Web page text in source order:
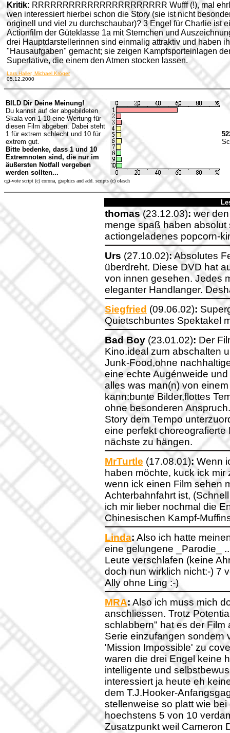
Kritik: RRRRRRRRRRRRRRRRRRRRRR Wufff (!), mal
wen interessiert hierbei schon die Story (sie ist nicht
originell und viel zu durchschaubar)? 3 Engel für Charlie ist
Actionfilm der Güteklasse 1a mit Sternchen und
drei Hauptdarstellerinnen sind einmalig attraktiv und haben
"Hausaufgaben" gemacht; sie zeigen Kampfsporteinlagen
Superlative, die einem den Atmen stocken lassen.
Lars Haller, Michael Kröger
05.12.2000
BILD Dir Deine Meinung!
Du kannst auf der abgebildeten
Skala von 1-10 eine Wertung für
diesen Film abgeben. Dabei steht
1 für extrem schlecht und 10 für
extrem gut.
Bitte bedenke, dass 1 und 10
Extremnoten sind, die nur im
äußersten Notfall vergeben
werden sollten...
cgi-vote script (c) corona, graphics and add. scripts (c) olasch
thomas(23.12.03): wer
menge spaß haben
actiongeladenes popcorn-
Urs (27.10.02):Absolutes
überdreht. Diese DVD hat
von innen gesehen. Jedes
eleganter Handlanger.
Siegfried (09.06.02):
Quietschbuntes Spektakel
Bad Boy (23.01.02): Der
Kino.ideal zum abschalten
Junk-Food,ohne
eine echte Augénweide
alles was man(n) von
kann:bunte Bilder,flottes
ohne besonderen
Story dem Tempo
eine perfekt
nächste zu hängen.
MrTurtle (17.08.01): Wenn
haben möchte, kuck ick
wenn ick einen Film sehen
Achterbahnfahrt ist,
ich mir lieber nochmal die
Chinesischen Kampf-
Linda: Also ich hatte
eine gelungene _Parodie_
Leute verschlafen (keine
doch nun wirklich nicht:-) 7
Ally ohne Ling :-)
MRA: Also ich muss mich
anschliessen. Trotz
schlabbern" hat es der Film
Serie einzufangen sondern
'Mission Impossible' zu
waren die drei Engel keine
intelligente und
interessiert ja heute eh
dem T.J.Hooker-
stellenweise so platt wie
hoechstens 5 von 10
Zusatzpunkt weil Cameron